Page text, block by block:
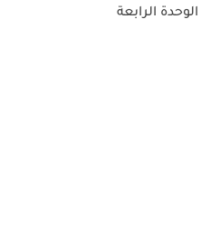
الوحدة الرابعة